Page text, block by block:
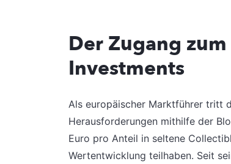
Der Zugang
Investments
Als europäischer Marktführer tritt
Herausforderungen mithilfe der
Euro pro Anteil in seltene
Wertentwicklung teilhaben. Seit